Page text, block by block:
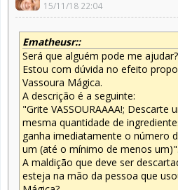
15/11/18 22:04
Ematheusr::
Será que alguém pode me ajudar?
Estou com dúvida no efeito
Vassoura Mágica.
A descrição é a seguinte:
"Grite VASSOURAAAA!; Descarte
mesma quantidade de
ganha imediatamente o número
um (até o mínimo de menos um)".
A maldição que deve ser
esteja na mão da pessoa que